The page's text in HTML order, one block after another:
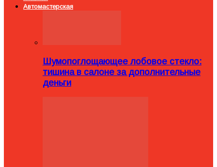
Автомастерская
Шумопоглощающее лобовое стекло:
тишина в салоне за дополнительные
деньги